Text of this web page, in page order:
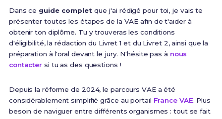
Dans ce guide complet que j'ai rédigé pour toi, je vais te
présenter toutes les étapes de la VAE afin de t'aider à
obtenir ton diplôme. Tu y trouveras les conditions
d'éligibilité, la rédaction du Livret 1 et du Livret 2, ainsi que la
préparation à l'oral devant le jury. N'hésite pas à nous
contacter si tu as des questions !
Depuis la réforme de 2024, le parcours VAE a été
considérablement simplifié grâce au portail France VAE. Plus
besoin de naviguer entre différents organismes : tout se fait